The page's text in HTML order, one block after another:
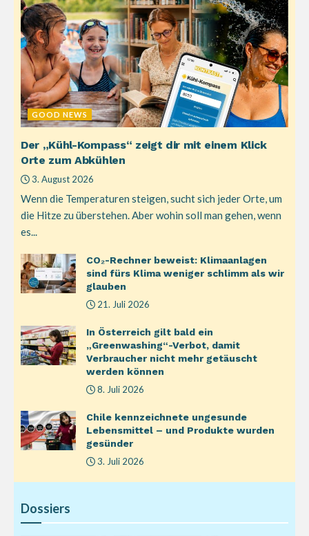
GOOD NEWS
Der „Kühl-Kompass“ zeigt dir mit einem Klick
Orte zum Abkühlen
3. August 2026
Wenn die Temperaturen steigen, sucht sich jeder Orte, um
die Hitze zu überstehen. Aber wohin soll man gehen, wenn
es...
CO₂-Rechner beweist: Klimaanlagen
sind fürs Klima weniger schlimm als wir
glauben
21. Juli 2026
In Österreich gilt bald ein
„Greenwashing“-Verbot, damit
Verbraucher nicht mehr getäuscht
werden können
8. Juli 2026
Chile kennzeichnete ungesunde
Lebensmittel – und Produkte wurden
gesünder
3. Juli 2026
Dossiers